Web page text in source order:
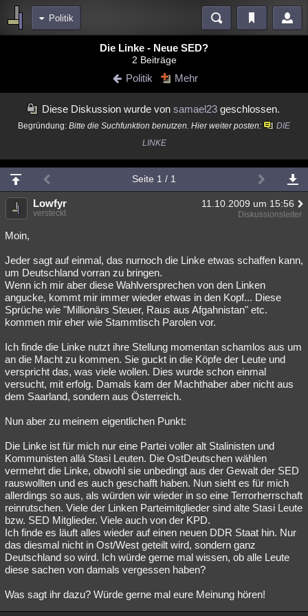
Politik
Blogs
meine Rubriken
Menschen Wissenschaft Politik Mystery Kriminalfälle
Spiritualität Verschwörungen Technologie Ufologie
Natur Unterhaltung
weitere Rubriken
Astronomie Helpdesk Gruppen Gaming Filme
Musik Clash Verbesserungen Allmystery English
Übersichten
Besucht Teilgenommen Alle Neue
Lesenswert Schlüsselwörter
Die Linke - Neue SED?
2 Beiträge
Politik Mehr
Diese Diskussion wurde vonsamael23 geschlossen.
Begründung: Bitte die Suchfunktion benutzen. Hier weiter posten:
DIE
LINKE
Seite 1 / 1
Lowfyr 11.10.2009 um 15:56
versteckt Diskussionsleiter
Moin,
Jeder sagt auf einmal, das nurnoch die Linke etwas schaffen kann,
um Deutschland vorran zu bringen.
Wenn ich mir aber diese Wahlversprechen von den Linken
angucke, kommt mir immer wieder etwas in den Kopf... Diese
Sprüche wie "Millionärs Steuer, Raus aus Afgahnistan" etc.
kommen mir eher wie Stammtisch Parolen vor.
Ich finde die Linke nutzt ihre Stellung momentan schamlos aus um
an die Macht zu kommen. Sie guckt in die Köpfe der Leute und
verspricht das, was viele wollen. Dies wurde schon einmal
versucht, mit erfolg. Damals kam der Machthaber aber nicht aus
dem Saarland, sondern aus Österreich.
Nun aber zu meinem eigentlichen Punkt:
Die Linke ist für mich nur eine Partei voller alt Stalinisten und
Kommunisten allá Stasi Leuten. Die OstDeutschen wählen
vermehrt die Linke, obwohl sie unbedingt aus der Gewalt der SED
rauswollten und es auch geschafft haben. Nun sieht es für mich
allerdings so aus, als würden wir wieder in so eine Terrorherrschaft
reinrutschen. Viele der Linken Parteimitglieder sind alte Stasi Leute
bzw. SED Mitglieder. Viele auch von der KPD.
Ich finde es läuft alles wieder auf einen neuen DDR Staat hin. Nur
das diesmal nicht in Ost/West geteilt wird, sondern ganz
Deutschland so wird. Ich würde gerne mal wissen, ob alle Leute
diese sachen von damals vergessen haben?
Was sagt ihr dazu? Würde gerne mal eure Meinung hören!